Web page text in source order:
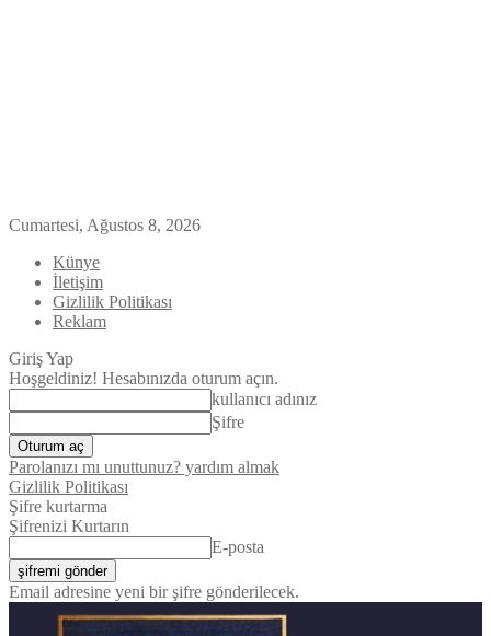
Cumartesi, Ağustos 8, 2026
Künye
İletişim
Gizlilik Politikası
Reklam
Giriş Yap
Hoşgeldiniz! Hesabınızda oturum açın.
kullanıcı adınız
Şifre
Parolanızı mı unuttunuz? yardım almak
Gizlilik Politikası
Şifre kurtarma
Şifrenizi Kurtarın
E-posta
Email adresine yeni bir şifre gönderilecek.